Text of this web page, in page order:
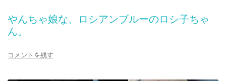
やんちゃ娘な、ロシアンブルーのロシ子ちゃ
ん。
コメントを残す